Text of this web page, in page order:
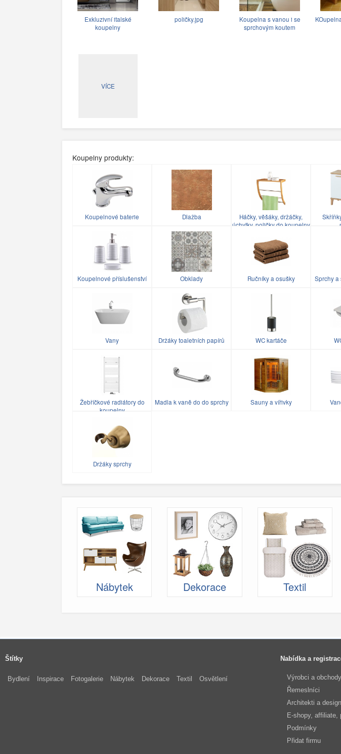
Exkluzivní italské
koupelny
poličky.jpg
Koupelna s vanou i se
sprchovým koutem
VÍCE
Koupelny produkty:
Koupelnové baterie Dlažba
Háčky, věšáky, držáčky,
úchytky, poličky do koupelny
Koupelnové příslušenství Obklady Ručníky a osušky Sprchy a
Vany Držáky toaletních papírů WC kartáče
Žebříčkové radiátory do
koupelny
Madla k vaně do do sprchy Sauny a vířivky
Držáky sprchy
Nábytek Dekorace Textil
Štítky
Bydlení Inspirace Fotogalerie Nábytek Dekorace Textil Osvětlení
Nabídka a
Výrobci a obchody
Řemeslníci
Architekti a
E-shopy, affiliate,
Podmínky
Přidat firmu